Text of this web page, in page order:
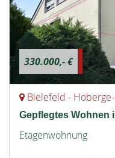
330.000,- €
Bielefeld -
Gepflegtes Wohnen
Etagenwohnung